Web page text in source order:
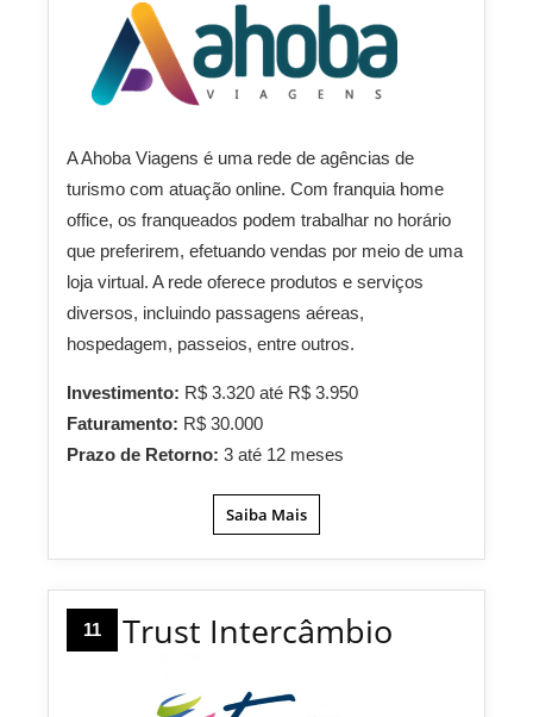
A Ahoba Viagens é uma rede de agências de
turismo com atuação online. Com franquia home
office, os franqueados podem trabalhar no horário
que preferirem, efetuando vendas por meio de uma
loja virtual. A rede oferece produtos e serviços
diversos, incluindo passagens aéreas,
hospedagem, passeios, entre outros.
Investimento: R$ 3.320 até R$ 3.950
Faturamento: R$ 30.000
Prazo de Retorno: 3 até 12 meses
Saiba Mais
11 Trust Intercâmbio